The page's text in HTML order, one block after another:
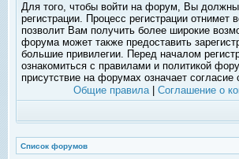
Для того, чтобы войти на форум, Вы должны
регистрации. Процесс регистрации отнимет
позволит Вам получить более широкие
форума может также предоставить
большие привилегии. Перед началом
ознакомиться с правилами и политикой
присутствие на форумах означает согласие
Общие правила| Соглашение о
Список форумов